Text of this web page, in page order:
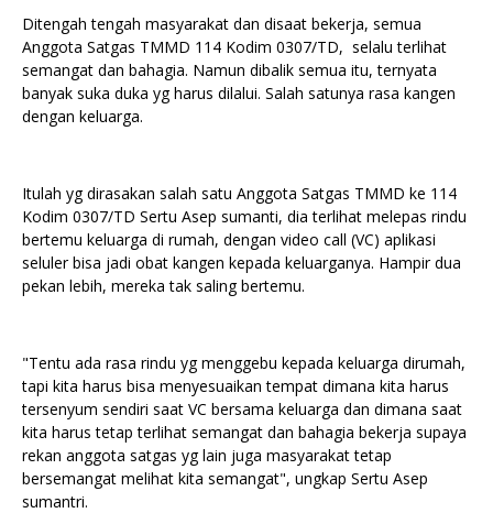
Ditengah tengah masyarakat dan disaat bekerja, semua
Anggota Satgas TMMD 114 Kodim 0307/TD, selalu terlihat
semangat dan bahagia. Namun dibalik semua itu, ternyata
banyak suka duka yg harus dilalui. Salah satunya rasa kangen
dengan keluarga.
Itulah yg dirasakan salah satu Anggota Satgas TMMD ke 114
Kodim 0307/TD Sertu Asep sumanti, dia terlihat melepas rindu
bertemu keluarga di rumah, dengan video call (VC) aplikasi
seluler bisa jadi obat kangen kepada keluarganya. Hampir dua
pekan lebih, mereka tak saling bertemu.
"Tentu ada rasa rindu yg menggebu kepada keluarga dirumah,
tapi kita harus bisa menyesuaikan tempat dimana kita harus
tersenyum sendiri saat VC bersama keluarga dan dimana saat
kita harus tetap terlihat semangat dan bahagia bekerja supaya
rekan anggota satgas yg lain juga masyarakat tetap
bersemangat melihat kita semangat", ungkap Sertu Asep
sumantri.